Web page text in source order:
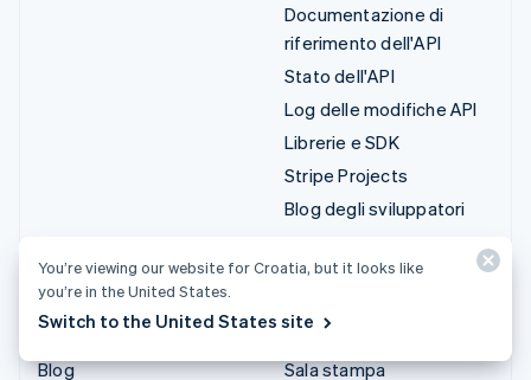
Documentazione di
riferimento dell'API
Stato dell'API
Log delle modifiche API
Librerie e SDK
Stripe Projects
Blog degli sviluppatori
Risorse
Guide
Storie dei clienti
Blog
Azienda
Lavora con noi
Sala stampa
You’re viewing our website for Croatia, but it looks like
you’re in the United States.
Switch to the United States site